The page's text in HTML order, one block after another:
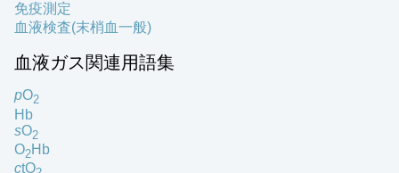
免疫測定
血液検査(末梢血一般)
血液ガス関連用語集
pO2
Hb
sO2
O2Hb
ctO